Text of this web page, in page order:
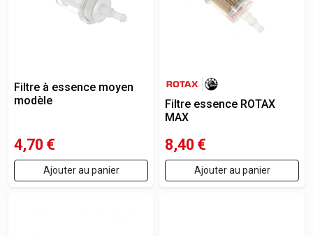
Filtre à essence moyen
modèle
4,70 €
Ajouter au panier
Filtre essence ROTAX
MAX
8,40 €
Ajouter au panier